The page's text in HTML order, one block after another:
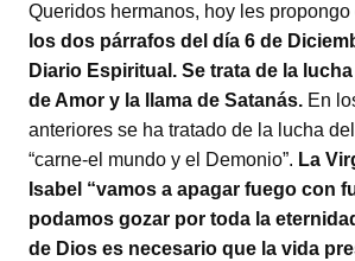
Queridos hermanos, hoy les propongo
los dos párrafos del día 6 de
Diario Espiritual. Se trata de la
de Amor y la llama de Satanás. En
anteriores se ha tratado de la lucha
“carne-el mundo y el Demonio”. La
Isabel “vamos a apagar fuego con
podamos gozar por toda la
de Dios es necesario que la vida